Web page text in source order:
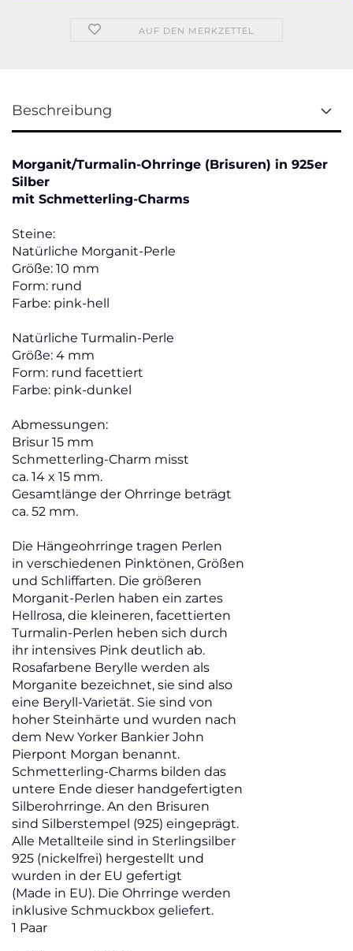
AUF DEN MERKZETTEL
Beschreibung
Morganit/Turmalin-Ohrringe (Brisuren) in 925er
Silber
mit Schmetterling-Charms
Steine:
Natürliche Morganit-Perle
Größe: 10 mm
Form: rund
Farbe: pink-hell
Natürliche Turmalin-Perle
Größe: 4 mm
Form: rund facettiert
Farbe: pink-dunkel
Abmessungen:
Brisur 15 mm
Schmetterling-Charm misst
ca. 14 x 15 mm.
Gesamtlänge der Ohrringe beträgt
ca. 52 mm.
Die Hängeohrringe tragen Perlen
in verschiedenen Pinktönen, Größen
und Schliffarten. Die größeren
Morganit-Perlen haben ein zartes
Hellrosa, die kleineren, facettierten
Turmalin-Perlen heben sich durch
ihr intensives Pink deutlich ab.
Rosafarbene Berylle werden als
Morganite bezeichnet, sie sind also
eine Beryll-Varietät. Sie sind von
hoher Steinhärte und wurden nach
dem New Yorker Bankier John
Pierpont Morgan benannt.
Schmetterling-Charms bilden das
untere Ende dieser handgefertigten
Silberohrringe. An den Brisuren
sind Silberstempel (925) eingeprägt.
Alle Metallteile sind in Sterlingsilber
925 (nickelfrei) hergestellt und
wurden in der EU gefertigt
(Made in EU). Die Ohrringe werden
inklusive Schmuckbox geliefert.
1 Paar